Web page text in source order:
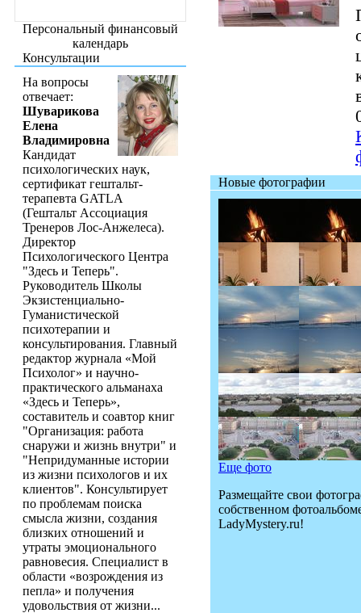
Персональный финансовый
календарь
Консультации
На вопросы
отвечает:
Шуварикова
Елена
Владимировна
Кандидат
психологических наук,
сертификат гештальт-
терапевта GATLA
(Гештальт Ассоциация
Тренеров Лос-Анжелеса).
Директор
Психологического Центра
"Здесь и Теперь".
Руководитель Школы
Экзистенциально-
Гуманистической
психотерапии и
консультирования. Главный
редактор журнала «Мой
Психолог» и научно-
практического альманаха
«Здесь и Теперь»,
составитель и соавтор книг
"Организация: работа
снаружи и жизнь внутри" и
"Непридуманные истории
из жизни психологов и их
клиентов". Консультирует
по проблемам поиска
смысла жизни, создания
близких отношений и
утраты эмоционального
равновесия. Специалист в
области «возрождения из
пепла» и получения
удовольствия от жизни...
Новые фотографии
Еще фото
Размещайте свои
собственном
LadyMystery.ru!